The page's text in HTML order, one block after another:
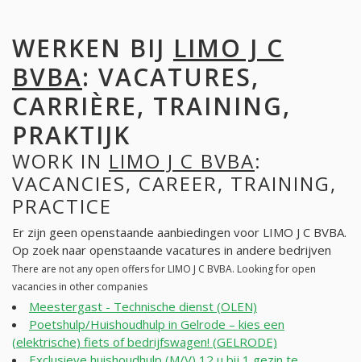
WERKEN BIJ LIMO J C
BVBA: VACATURES,
CARRIÈRE, TRAINING,
PRAKTIJK
WORK IN LIMO J C BVBA:
VACANCIES, CAREER, TRAINING,
PRACTICE
Er zijn geen openstaande aanbiedingen voor LIMO J C BVBA.
Op zoek naar openstaande vacatures in andere bedrijven
There are not any open offers for LIMO J C BVBA. Looking for open
vacancies in other companies
Meestergast - Technische dienst (OLEN)
Poetshulp/Huishoudhulp in Gelrode – kies een
(elektrische) fiets of bedrijfswagen! (GELRODE)